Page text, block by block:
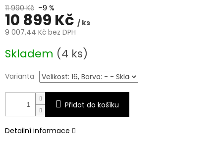
11 990 Kč –9 %
10 899 Kč / ks
9 007,44 Kč bez DPH
cena:
Skladem (4 ks)
Varianta
Přidat do košíku
Detailní informace